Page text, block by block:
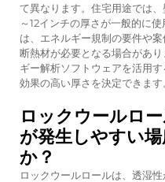
て異なります。住宅用途では
～12インチの厚さが一般的に
は、エネルギー規制の要件や
断熱材が必要となる場合があ
ギー解析ソフトウェアを活用
効果の高い厚さを決定できます
ロックウールロ
が発生しやすい
か？
ロックウールロールは、透湿